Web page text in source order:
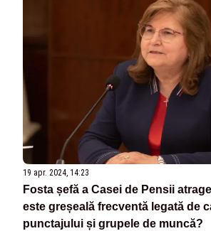
19 apr. 2024, 14:23
Fosta șefă a Casei de Pensii
este greșeală frecventă legată de
punctajului și grupele de muncă?